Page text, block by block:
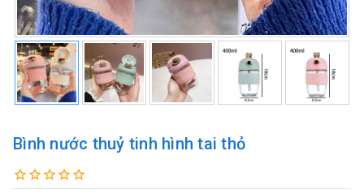
Bình nước thuỷ tinh hình tai thỏ